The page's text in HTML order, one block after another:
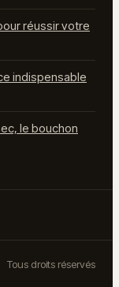
réussir votre
indispensable
le bouchon
Tous droits réservés